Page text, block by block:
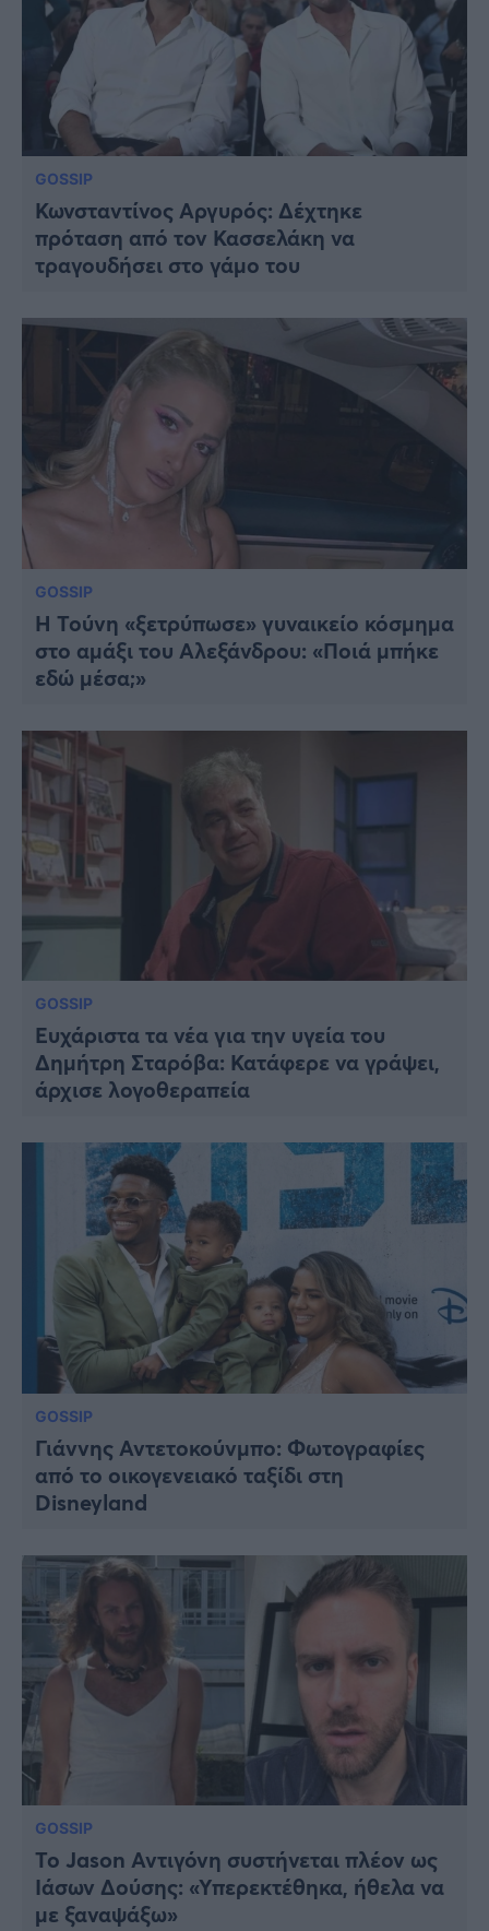
GOSSIP
Κωνσταντίνος Αργυρός: Δέχτηκε
πρόταση από τον Κασσελάκη να
τραγουδήσει στο γάμο του
GOSSIP
Η Τούνη «ξετρύπωσε» γυναικείο κόσμημα
στο αμάξι του Αλεξάνδρου: «Ποιά μπήκε
εδώ μέσα;»
GOSSIP
Ευχάριστα τα νέα για την υγεία του
Δημήτρη Σταρόβα: Κατάφερε να γράψει,
άρχισε λογοθεραπεία
GOSSIP
Γιάννης Αντετοκούνμπο: Φωτογραφίες
από το οικογενειακό ταξίδι στη
Disneyland
GOSSIP
Το Jason Αντιγόνη συστήνεται πλέον ως
Ιάσων Δούσης: «Υπερεκτέθηκα, ήθελα να
με ξαναψάξω»